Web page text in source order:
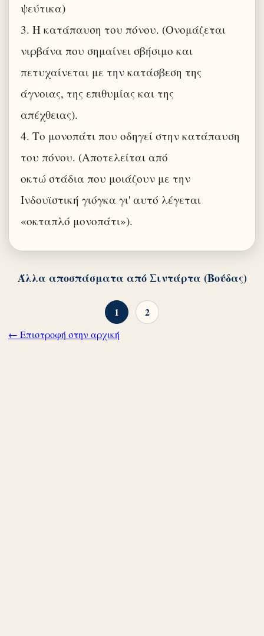
ψεύτικα)
3. Η κατάπαυση του πόνου. (Ονομάζεται
νιρβάνα που σημαίνει σβήσιμο και
πετυχαίνεται με την κατάσβεση της
άγνοιας, της επιθυμίας και της
απέχθειας).
4. Το μονοπάτι που οδηγεί στην κατάπαυση
του πόνου. (Αποτελείται από
οκτώ στάδια που μοιάζουν με την
Ινδουϊστική γιόγκα γι' αυτό λέγεται
«οκταπλό μονοπάτι»).
Άλλα αποσπάσματα από Σιντάρτα (Βούδας)
1 2
← Επιστροφή στην αρχική